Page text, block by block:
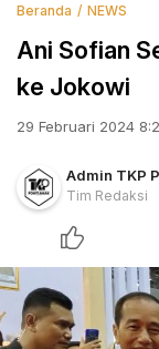
Beranda NEWS
Ani Sofian
ke Jokowi
29 Februari 2024
Admin TKP
Tim Redaksi